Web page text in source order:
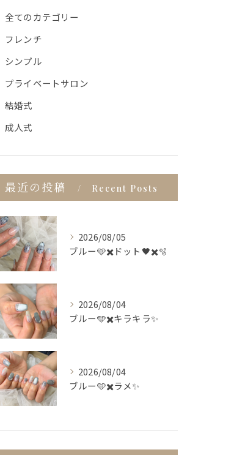
全てのカテゴリー
フレンチ
シンプル
プライベートサロン
結婚式
成人式
最近の投稿 Recent Posts
2026/08/05
ブルー🩵✖️ドット🖤✖️🫧
2026/08/04
ブルー🩵✖️キラキラ✨
2026/08/04
ブルー🩵✖️ラメ✨